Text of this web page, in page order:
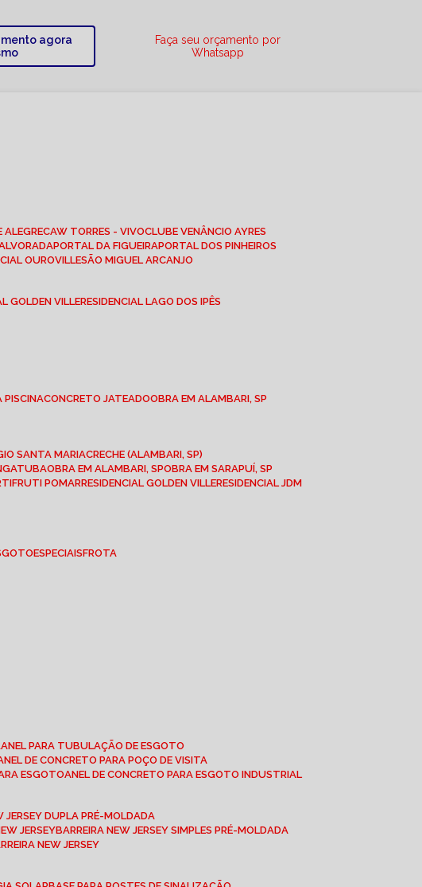
agora
Faça seu orçamento por
Whatsapp
ALEGRE CAW TORRES - VIVO CLUBE VENÂNCIO AYRES
PORTAL DA FIGUEIRA PORTAL DOS PINHEIROS
OUROVILLE SÃO MIGUEL ARCANJO
GOLDEN VILLE RESIDENCIAL LAGO DOS IPÊS
PISCINA CONCRETO JATEADO
OBRA EM ALAMBARI, SP
SANTA MARIA
CRECHE (ALAMBARI, SP)
OBRA EM ALAMBARI, SP
OBRA EM SARAPUÍ, SP
POMAR RESIDENCIAL GOLDEN VILLE RESIDENCIAL JDM
ESPECIAIS FROTA
ANEL PARA TUBULAÇÃO DE ESGOTO
ANEL DE CONCRETO PARA POÇO DE VISITA
ESGOTO
ANEL DE CONCRETO PARA ESGOTO INDUSTRIAL
JERSEY DUPLA PRÉ-MOLDADA
JERSEY BARREIRA NEW JERSEY SIMPLES PRÉ-MOLDADA
NEW JERSEY